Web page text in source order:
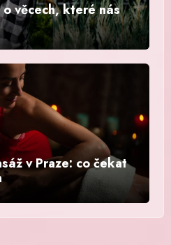
věcech, které nás
v Praze: co čekat